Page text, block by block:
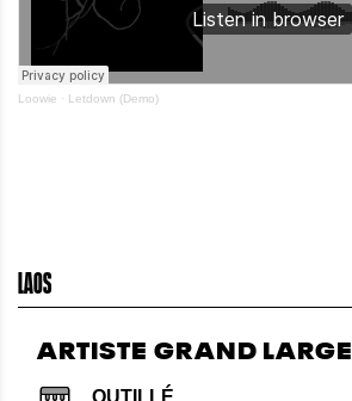
Loowie · Letdown (Demo)
LAOS
ARTISTE GRAND LARGE
OUTILLÉ